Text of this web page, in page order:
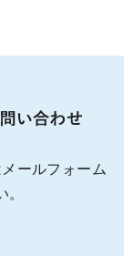
ールフォーム